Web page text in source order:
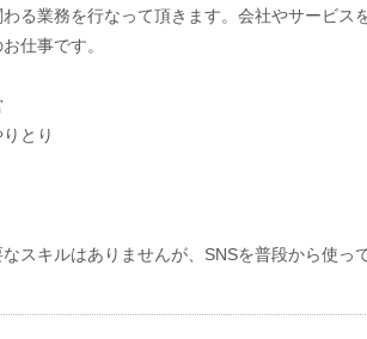
る業務を行なって頂きます。会社やサービス
仕事です。
とり
スキルはありませんが、SNSを普段から使っ